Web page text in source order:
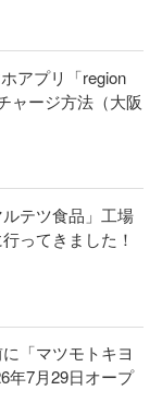
アプリ「region
ャージ方法（大阪
ルテツ食品」工場
ってきました！
「マツモトキヨ
年7月29日オープ